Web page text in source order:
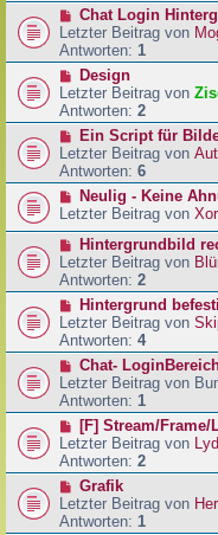
Chat Login
Letzter Beitrag von
Antworten: 1
Design
Letzter Beitrag von
Antworten: 2
Ein Script für
Letzter Beitrag von
Antworten: 6
Neulig - Keine
Letzter Beitrag von
Hintergrundbild
Letzter Beitrag von
Antworten: 2
Hintergrund
Letzter Beitrag von
Antworten: 4
Chat-
Letzter Beitrag von
Antworten: 1
[F] Stream/
Letzter Beitrag von
Antworten: 2
Grafik
Letzter Beitrag von
Antworten: 1